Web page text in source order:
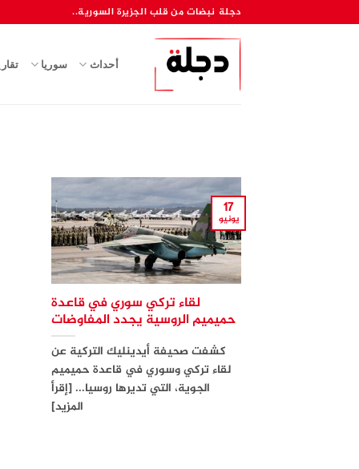
للمحتوى
دجلة نبضات من قلب الجزيرة السورية..
أحداث سوريا
لقاء تركي سوري في قاعدة
حميميم الروسية يجدد المفاوضات
كشفت صحيفة أيدينليك التركية عن
لقاء تركي وسوري في قاعدة حميميم
الجوية، التي تديرها روسيا... [إقرأ
المزيد]
17
يونيو